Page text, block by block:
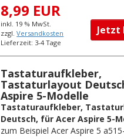
8,99 EUR
inkl. 19 % MwSt.
zzgl.Versandkosten
Lieferzeit: 3-4 Tage
Tastaturaufkleber,
Tastaturlayout
Aspire 5-Modelle
Tastaturaufkleber,
Deutsch, für Acer Aspire 5-
zum Beispiel Acer Aspire 5